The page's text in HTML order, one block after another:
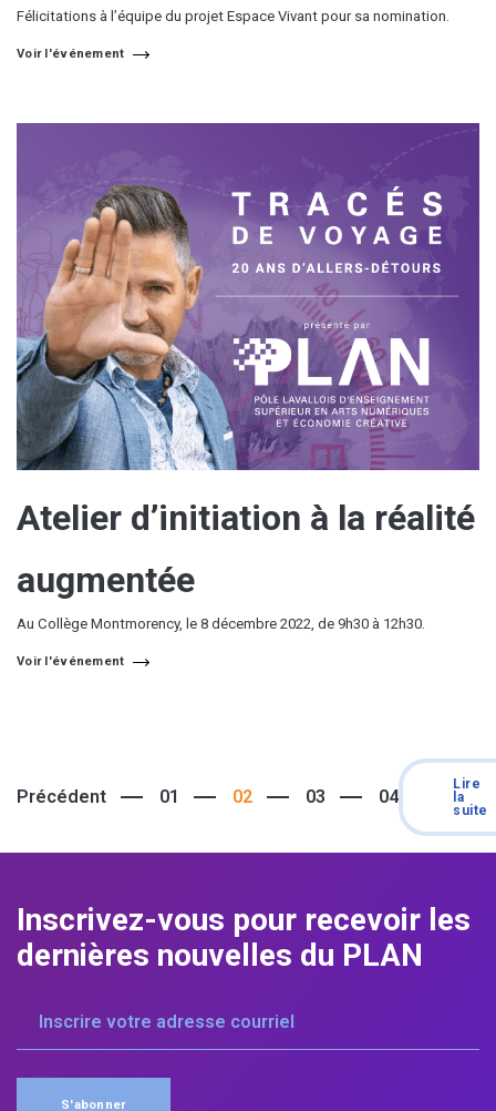
Félicitations à l’équipe du projet Espace Vivant pour sa nomination.
Voir l'événement
Atelier d’initiation à la réalité
augmentée
Au Collège Montmorency, le 8 décembre 2022, de 9h30 à 12h30.
Voir l'événement
Précédent 01 02 03 04
Lire
la
suite
Inscrivez-vous pour recevoir les
dernières nouvelles du PLAN
S'abonner